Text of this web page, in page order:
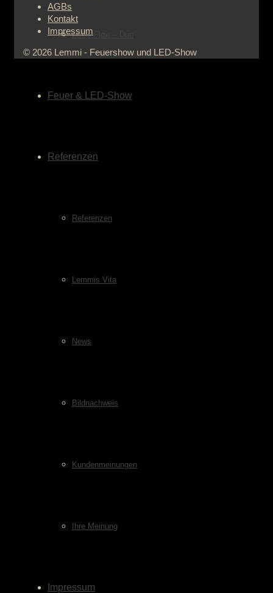
LEDs Flow – Duo
Feuer & LED-Show
Referenzen
Referenzen
Lemmis Vita
News
Bildnachweis
Kundenmeinungen
Ihre Meinung
Impressum
AGBs
Kontakt
Impressum
© 2026 Lemmi - Feuershow und LED-Show